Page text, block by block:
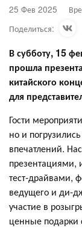
25 Фев 2025
Поделиться:
В субботу, 15
прошла
китайского
для
Гости
но и
впечатлений.
тест-драйвами,
ведущего и ди-
участие в
ценные